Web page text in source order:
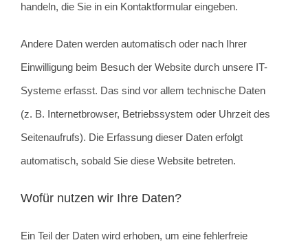
handeln, die Sie in ein Kontaktformular eingeben.
Andere Daten werden automatisch oder nach Ihrer
Einwilligung beim Besuch der Website durch unsere IT-
Systeme erfasst. Das sind vor allem technische Daten
(z. B. Internetbrowser, Betriebssystem oder Uhrzeit des
Seitenaufrufs). Die Erfassung dieser Daten erfolgt
automatisch, sobald Sie diese Website betreten.
Wofür nutzen wir Ihre Daten?
Ein Teil der Daten wird erhoben, um eine fehlerfreie